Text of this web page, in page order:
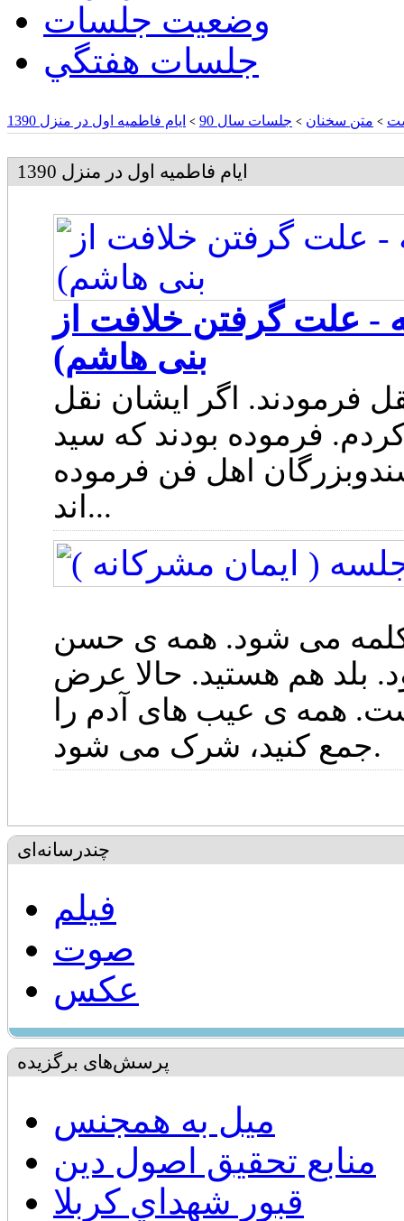
وضعیت جلسات
جلسات هفتگي
> متن سخنان > جلسات سال 90 > ایام فاطمیه اول در منزل 1390
ایام فاطمیه اول در منزل 1390
علت گرفتن خلافت از
بنی هاشم)
فرمودند. اگر ایشان نقل
فرموده بودند که سید
اهل فن فرموده
اند...
کلمه می شود. همه ی حسن
بلد هم هستید. حالا عرض
همه ی عیب های آدم را
جمع کنید، شرک می شود.
چندرسانه‌ای
فیلم
صوت
عکس
پرسش‌های برگزیده
میل به همجنس
منابع تحقيق اصول دين
قبور شهداي كربلا